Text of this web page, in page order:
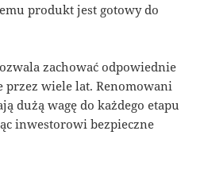
produkt jest gotowy do
zachować odpowiednie
przez wiele lat. Renomowani
dużą wagę do każdego etapu
inwestorowi bezpieczne